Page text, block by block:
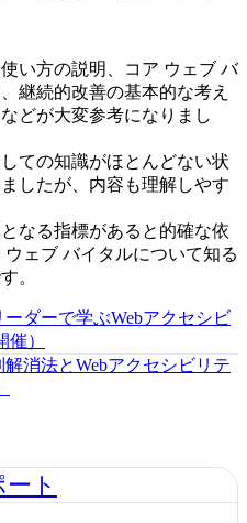
い方の説明、コア ウェブ バ
継続的改善の基本的な考え
どが大変参考になりまし
ての知識がほとんどない状
したが、内容も理解しやす
なる指標があると的確な依
ェブ バイタルについて知る
。
ダーで学ぶWebアクセシビ
）
消法とWebアクセシビリテ
ト